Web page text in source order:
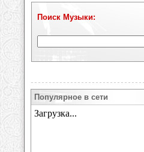
Поиск Музыки:
Популярное в сети